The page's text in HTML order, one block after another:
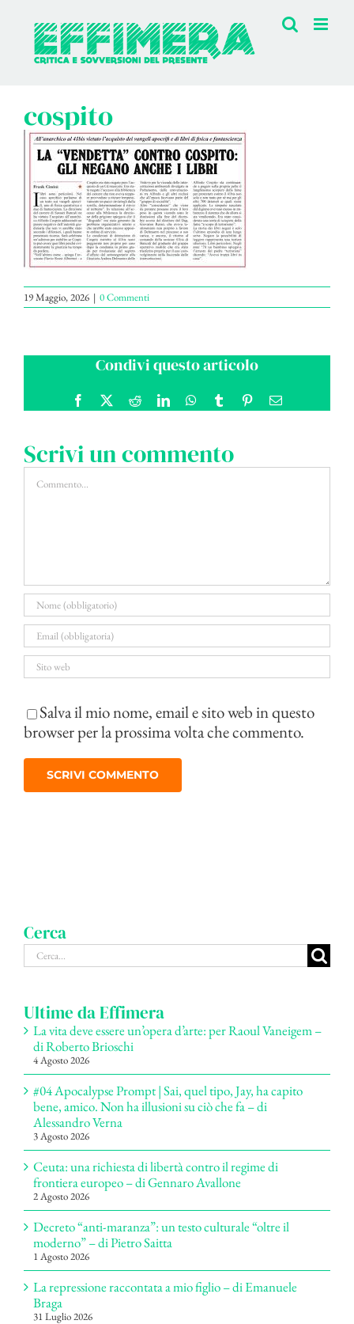
contenuto
cospito
19 Maggio, 2026 | 0 Commenti
Condivi questo articolo
Facebook RedditLinkedInWhatsApp
Tumblr PinterestEmail
Scrivi un commento
Commento
Salva il mio nome, email e sito web in questo
browser per la prossima volta che commento.
Cerca
Cerca
per:
Ultime da Effimera
La vita deve essere un’opera d’arte: per Raoul Vaneigem –
di Roberto Brioschi
4 Agosto 2026
#04 Apocalypse Prompt | Sai, quel tipo, Jay, ha capito
bene, amico. Non ha illusioni su ciò che fa – di
Alessandro Verna
3 Agosto 2026
Ceuta: una richiesta di libertà contro il regime di
frontiera europeo – di Gennaro Avallone
2 Agosto 2026
Decreto “anti-maranza”: un testo culturale “oltre il
moderno” – di Pietro Saitta
1 Agosto 2026
La repressione raccontata a mio figlio – di Emanuele
Braga
31 Luglio 2026